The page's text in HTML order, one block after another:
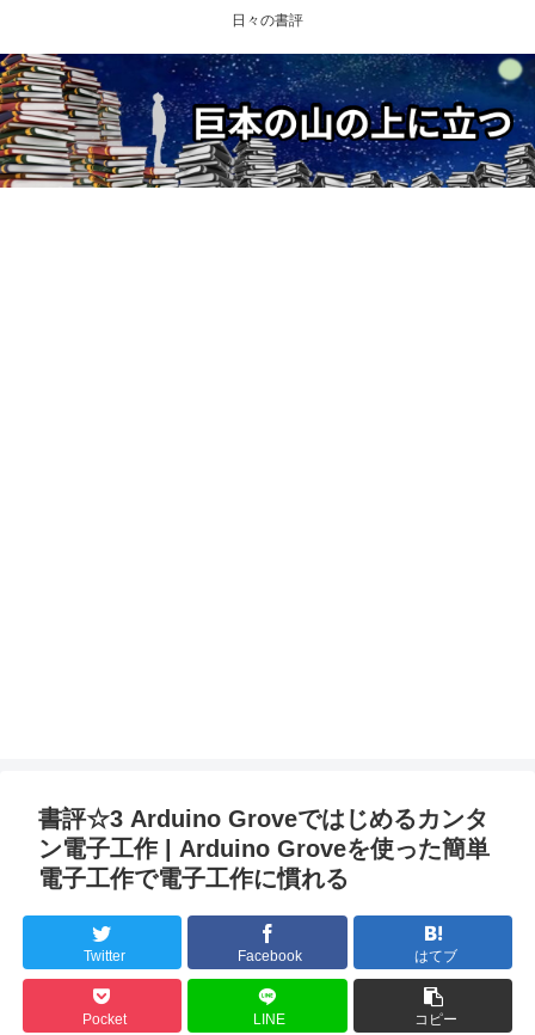
日々の書評
書評☆3 Arduino Groveではじめるカンタ
ン電子工作 | Arduino Groveを使った簡単
電子工作で電子工作に慣れる
Twitter Facebook はてブ
Pocket LINE コピー